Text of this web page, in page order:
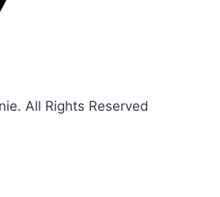
All Rights Reserved